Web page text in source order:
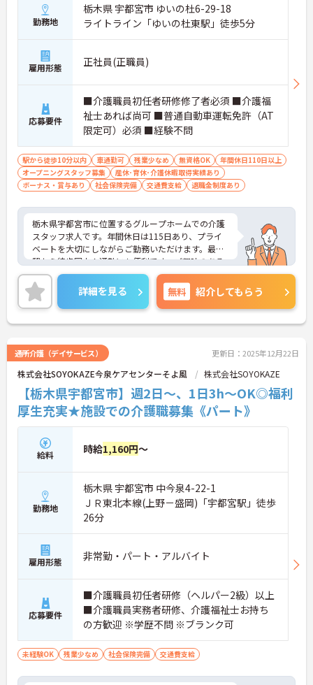
勤務地
栃木県 宇都宮市 ゆいの杜6-29-18
ライトライン「ゆいの杜東駅」徒歩5分
雇用形態 正社員(正職員)
応募要件
■介護職員初任者研修修了者必須 ■介護福
祉士あれば尚可 ■普通自動車運転免許（AT
限定可）必須 ■経験不問
駅から徒歩10分以内 車通勤可 残業少なめ 無資格OK
年間休日110日以上
オープニングスタッフ募集
産休･育休･介護休暇取得実績あり
ボーナス・賞与あり
社会保険完備 交通費支給 退職金制度あり
栃木県宇都宮市に位置するグループホームでの介護
スタッフ求人です。年間休日は115日あり、プライ
ベートを大切にしながらご勤務いただけます。最寄
駅から徒歩圏内！通勤にも便利です。ご興味のある
方には、面接対策ポイント等、さらに詳細をお話し
しますのでお気軽にご相談ください！
詳細を見る 無料 紹介してもらう
通所介護（デイサービス） 更新日：2025年12月22日
株式会社SOYOKAZE今泉ケアセンターそよ風 株式会社SOYOKAZE
【栃木県宇都宮市】週2日～、1日3h～OK◎福利
厚生充実★施設での介護職募集《パート》
給料 時給1,160円～
勤務地
栃木県 宇都宮市 中今泉4-22-1
ＪＲ東北本線(上野－盛岡)「宇都宮駅」徒歩
26分
雇用形態 非常勤・パート・アルバイト
応募要件
■介護職員初任者研修（ヘルパー2級）以上
■介護職員実務者研修、介護福祉士お持ち
の方歓迎 ※学歴不問 ※ブランク可
未経験OK 残業少なめ 社会保険完備 交通費支給